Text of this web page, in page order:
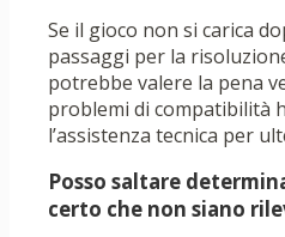
Se il gioco non si carica
passaggi per la
potrebbe valere la pena
problemi di compatibilità
l’assistenza tecnica per
Posso saltare
certo che non siano